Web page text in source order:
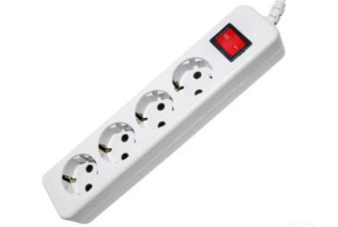
چراغ اضطراری و
شارژی
ریسه شلنگی و لاین نوری
چراغ خطی
چراغ توکار